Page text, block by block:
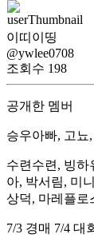
이띠이띵
@ywlee0708
조회수 198
공개한 멤버
승우아빠, 고뇨
수련수련, 빙하
아, 박서림, 미
상덕, 마레플로
7/3 경매 7/4 대